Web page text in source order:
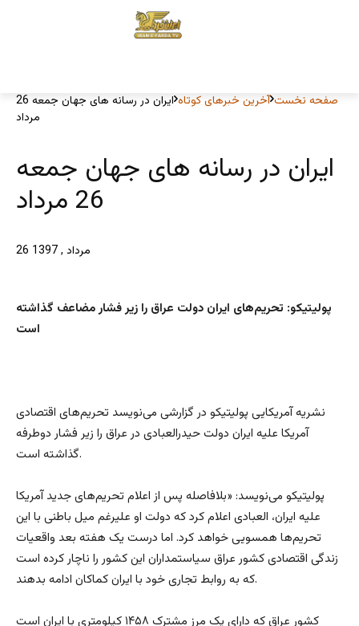
صفحه نخست آخرین خبرهای کوتاه
ایران در رسانه های جهان جمعه 26
مرداد
ایران در رسانه های جهان جمعه
26 مرداد
26 مرداد , 1397
پولیتیکو: تحریم‌های ایران دولت عراق را زیر فشار مضاعف گذاشته
است
نشریه آمریکایی پولیتیکو در گزارشی می‌نویسد تحریم‌های اقتصادی
آمریکا علیه ایران دولت حیدرالعبادی در عراق را زیر فشار دوطرفه
گذاشته است.
پولیتیکو می‌نویسد: «بلافاصله پس از اعلام تحریم‌های جدید آمریکا
علیه ایران، العبادی اعلام کرد که دولت او علیرغم میل باطنی با این
تحریم‌ها همسویی خواهد کرد. اما درست یک هفته بعد واقعیات
زندگی اقتصادی کشور عراق سیاستمداران این کشور را ناچار کرده است
که به روابط تجاری خود با ایران کماکان ادامه بدهند.
کشور عراق که دارای یک مرز مشترک ۱۴۵۸ کیلومتری با ایران است